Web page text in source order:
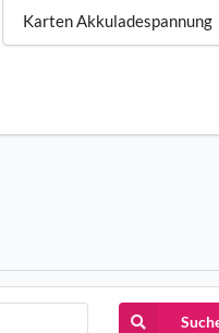
Karten Akkuladespannung